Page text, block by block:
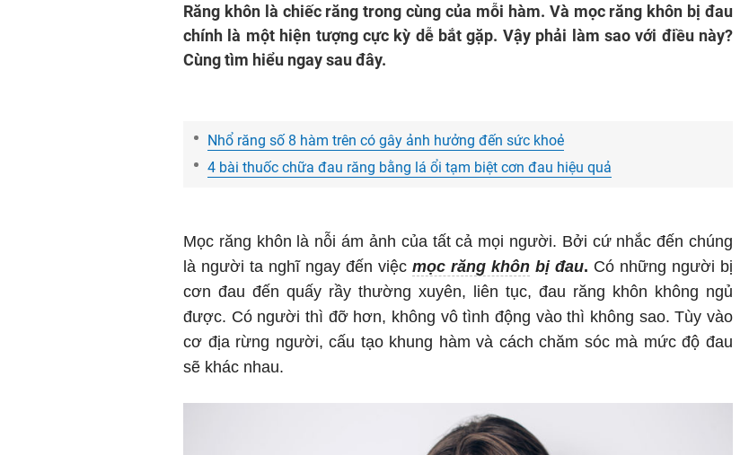
Răng khôn là chiếc răng trong cùng của mỗi hàm. Và mọc răng khôn bị đau
chính là một hiện tượng cực kỳ dễ bắt gặp. Vậy phải làm sao với điều này?
Cùng tìm hiểu ngay sau đây.
Nhổ răng số 8 hàm trên có gây ảnh hưởng đến sức khoẻ
4 bài thuốc chữa đau răng bằng lá ổi tạm biệt cơn đau hiệu quả
Mọc răng khôn là nỗi ám ảnh của tất cả mọi người. Bởi cứ nhắc đến chúng
là người ta nghĩ ngay đến việc mọc răng khôn bị đau. Có những người bị
cơn đau đến quấy rầy thường xuyên, liên tục, đau răng khôn không ngủ
được. Có người thì đỡ hơn, không vô tình động vào thì không sao. Tùy vào
cơ địa rừng người, cấu tạo khung hàm và cách chăm sóc mà mức độ đau
sẽ khác nhau.